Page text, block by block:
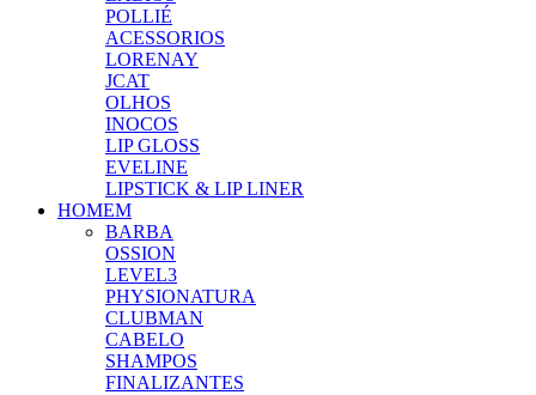
POLLIÉ
ACESSORIOS
LORENAY
JCAT
OLHOS
INOCOS
LIP GLOSS
EVELINE
LIPSTICK & LIP LINER
HOMEM
BARBA
OSSION
LEVEL3
PHYSIONATURA
CLUBMAN
CABELO
SHAMPOS
FINALIZANTES